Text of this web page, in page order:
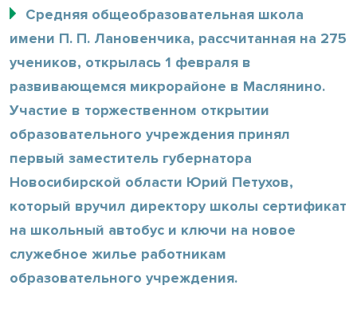
Средняя общеобразовательная школа
имени П. П. Лановенчика, рассчитанная на 275
учеников, открылась 1 февраля в
развивающемся микрорайоне в Маслянино.
Участие в торжественном открытии
образовательного учреждения принял
первый заместитель губернатора
Новосибирской области Юрий Петухов,
который вручил директору школы сертификат
на школьный автобус и ключи на новое
служебное жилье работникам
образовательного учреждения.